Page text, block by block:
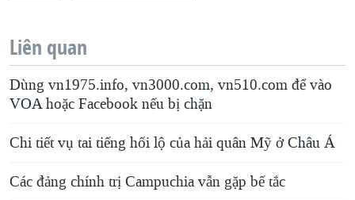
Liên quan
Dùng vn1975.info, vn3000.com, vn510.com để vào
VOA hoặc Facebook nếu bị chặn
Chi tiết vụ tai tiếng hối lộ của hải quân Mỹ ở Châu Á
Các đảng chính trị Campuchia vẫn gặp bế tắc